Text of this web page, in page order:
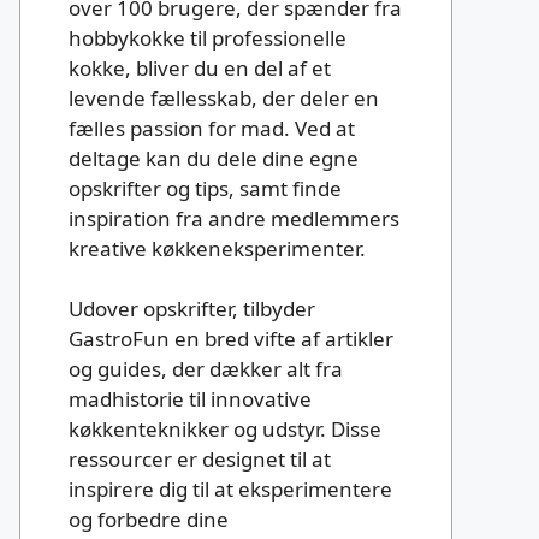
over 100 brugere, der spænder fra
hobbykokke til professionelle
kokke, bliver du en del af et
levende fællesskab, der deler en
fælles passion for mad. Ved at
deltage kan du dele dine egne
opskrifter og tips, samt finde
inspiration fra andre medlemmers
kreative køkkeneksperimenter.
Udover opskrifter, tilbyder
GastroFun en bred vifte af artikler
og guides, der dækker alt fra
madhistorie til innovative
køkkenteknikker og udstyr. Disse
ressourcer er designet til at
inspirere dig til at eksperimentere
og forbedre dine